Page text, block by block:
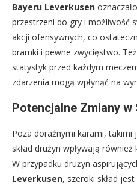
Bayeru Leverkusen
przestrzeni do gry i możliwość
akcji ofensywnych, co
bramki i pewne zwycięstwo.
statystyk przed każdym
zdarzenia mogą wpłynąć na
Potencjalne Zmiany w
Poza doraźnymi karami, takimi
skład drużyn wpływają
W przypadku drużyn
Leverkusen, szeroki skład